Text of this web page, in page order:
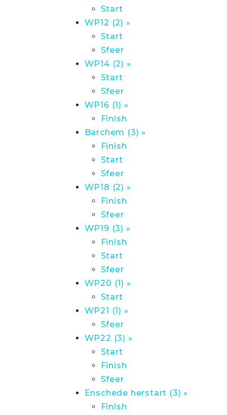
Start
WP12 (2) »
Start
Sfeer
WP14 (2) »
Start
Sfeer
WP16 (1) »
Finish
Barchem (3) »
Finish
Start
Sfeer
WP18 (2) »
Finish
Sfeer
WP19 (3) »
Finish
Start
Sfeer
WP20 (1) »
Start
WP21 (1) »
Sfeer
WP22 (3) »
Start
Finish
Sfeer
Enschede herstart (3) »
Finish